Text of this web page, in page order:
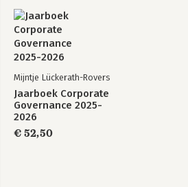
Opgave 23 Emigratie 80
Mijntje Lückerath-Rovers
Jaarboek Corporate
Governance 2025-
2026
€ 52,50